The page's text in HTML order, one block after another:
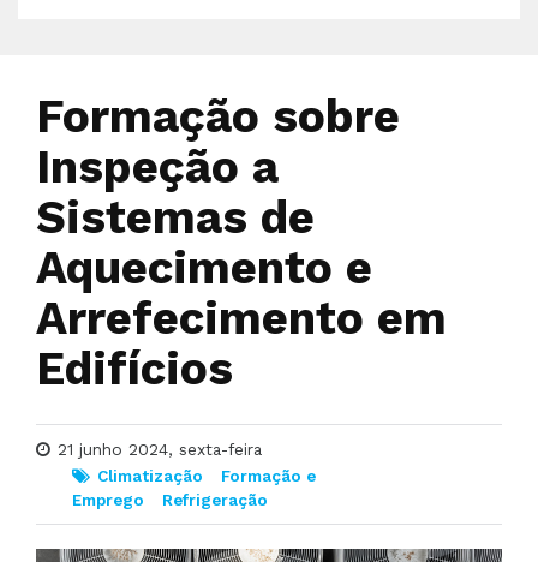
Formação sobre
Inspeção a
Sistemas de
Aquecimento e
Arrefecimento em
Edifícios
21 junho 2024, sexta-feira
Climatização
Formação e
Emprego
Refrigeração